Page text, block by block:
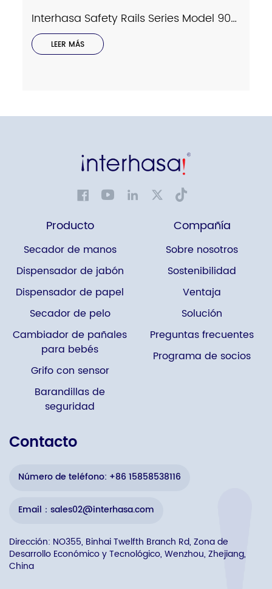
Interhasa Safety Rails Series Model 9023
LEER MÁS
Producto
Secador de manos
Dispensador de jabón
Dispensador de papel
Secador de pelo
Cambiador de pañales
para bebés
Grifo con sensor
Barandillas de
seguridad
Compañía
Sobre nosotros
Sostenibilidad
Ventaja
Solución
Preguntas frecuentes
Programa de socios
Contacto
Número de teléfono: +86 15858538116
Email：sales02@interhasa.com
Dirección: NO355, Binhai Twelfth Branch Rd, Zona de
Desarrollo Económico y Tecnológico, Wenzhou, Zhejiang,
China